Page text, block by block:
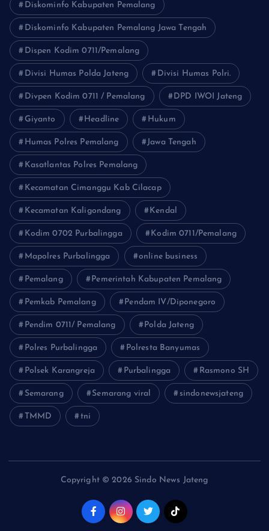
Diskominfo Kabupaten Pemalang
Diskominfo Kabupaten Pemalang Jawa Tengah
Dispen Kodim 0711/Pemalang
Divisi Humas Polda Jateng Divisi Humas Polri.
Divpen Kodim 0711 / Pemalang DPD IWOI Jateng
Giyanto Headline Hukum
Humas Polres Pemalang Jawa Tengah
Kasatlantas Polres Pemalang
Kecamatan Cimanggu Kab Cilacap
Kecamatan Kaligondang Kendal
Kodim 0702 Purbalingga Kodim 0711/Pemalang
Mapolres Purbalingga online business
Pemalang Pemerintah Kabupaten Pemalang
Pemkab Pemalang Pendam IV/Diponegoro
Pendim 0711/ Pemalang Polda Jateng
Polres Purbalingga Polresta Banyumas
Polsek Karangreja Purbalingga Rasmono SH
Semarang Semarang viral sindonewsjateng
TMMD tni
Copyright © 2026 Sindo News Jateng